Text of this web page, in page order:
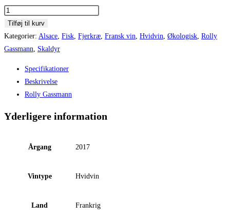
var:
295,00.235,00.
2017
Riesling
Silberberg
de
Tilføj til kurv
Kategorier: Alsace Fisk Fjerkræ Fransk vin Hvidvin Økologisk Rolly
Gassmann
Skaldyr
Specifikationer
Beskrivelse
Rolly Gassmann
Yderligere information
Årgang 2017
Vintype Hvidvin
Land Frankrig